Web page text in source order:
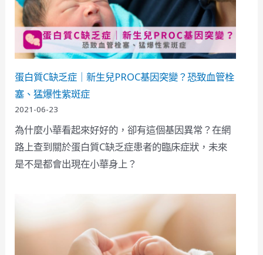
蛋白質C缺乏症｜新生兒PROC基因突變？恐致血管栓
塞、猛爆性紫斑症
2021-06-23
為什麼小華看起來好好的，卻有這個基因異常？在網
路上查到關於蛋白質C缺乏症患者的臨床症狀，未來
是不是都會出現在小華身上？